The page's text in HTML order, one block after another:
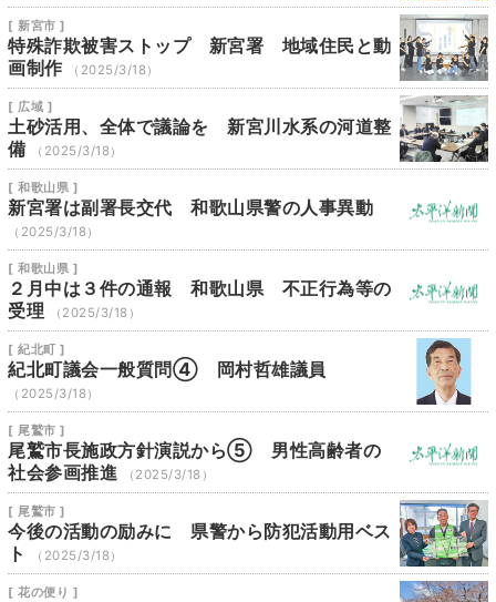
[ 新宮市 ]
特殊詐欺被害ストップ 新宮署 地域住民と動
画制作
（2025/3/18）
[ 広域 ]
土砂活用、全体で議論を 新宮川水系の河道整
備
（2025/3/18）
[ 和歌山県 ]
新宮署は副署長交代 和歌山県警の人事異動
（2025/3/18）
[ 和歌山県 ]
２月中は３件の通報 和歌山県 不正行為等の
受理
（2025/3/18）
[ 紀北町 ]
紀北町議会一般質問④ 岡村哲雄議員
（2025/3/18）
[ 尾鷲市 ]
尾鷲市長施政方針演説から⑤ 男性高齢者の
社会参画推進
（2025/3/18）
[ 尾鷲市 ]
今後の活動の励みに 県警から防犯活動用ベス
ト
（2025/3/18）
[ 花の便り ]